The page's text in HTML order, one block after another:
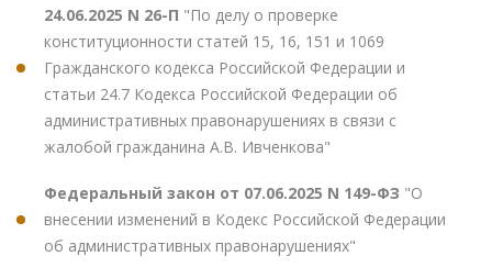
24.06.2025 N 26-П "По делу о проверке
конституционности статей 15, 16, 151 и 1069
Гражданского кодекса Российской Федерации и
статьи 24.7 Кодекса Российской Федерации об
административных правонарушениях в связи с
жалобой гражданина А.В. Ивченкова"
Федеральный закон от 07.06.2025 N 149-ФЗ "О
внесении изменений в Кодекс Российской Федерации
об административных правонарушениях"